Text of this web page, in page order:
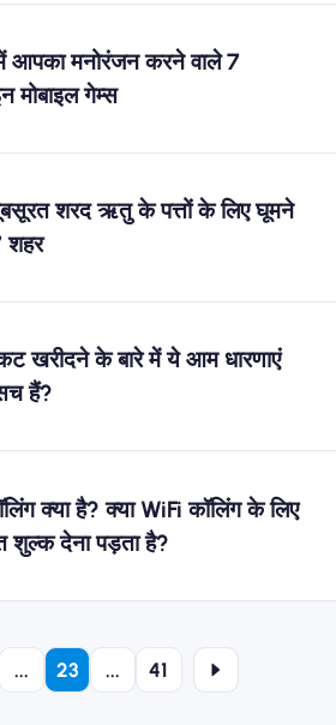
आपका मनोरंजन करने वाले 7
मोबाइल गेम्स
शरद ऋतु के पत्तों के लिए घूमने
शहर
खरीदने के बारे में ये आम धारणाएं
हैं?
क्या है? क्या WiFi कॉलिंग के लिए
शुल्क देना पड़ता है?
... 23 ... 41